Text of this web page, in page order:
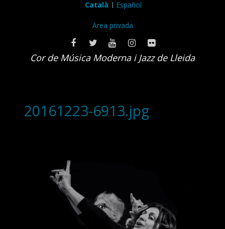
Català Español
Area privada
Cor de Música Moderna i Jazz de Lleida
20161223-6913.jpg